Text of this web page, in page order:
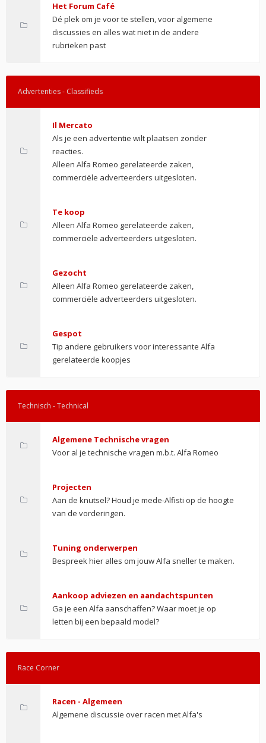
Het Forum Café
Dé plek om je voor te stellen, voor algemene
discussies en alles wat niet in de andere
rubrieken past
Advertenties - Classifieds
Il Mercato
Als je een advertentie wilt plaatsen zonder
reacties.
Alleen Alfa Romeo gerelateerde zaken,
commerciële adverteerders uitgesloten.
Te koop
Alleen Alfa Romeo gerelateerde zaken,
commerciële adverteerders uitgesloten.
Gezocht
Alleen Alfa Romeo gerelateerde zaken,
commerciële adverteerders uitgesloten.
Gespot
Tip andere gebruikers voor interessante Alfa
gerelateerde koopjes
Technisch - Technical
Algemene Technische vragen
Voor al je technische vragen m.b.t. Alfa Romeo
Projecten
Aan de knutsel? Houd je mede-Alfisti op de hoogte
van de vorderingen.
Tuning onderwerpen
Bespreek hier alles om jouw Alfa sneller te maken.
Aankoop adviezen en aandachtspunten
Ga je een Alfa aanschaffen? Waar moet je op
letten bij een bepaald model?
Race Corner
Racen - Algemeen
Algemene discussie over racen met Alfa's